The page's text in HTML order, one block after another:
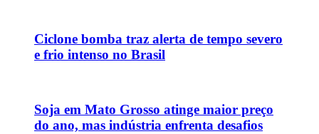
Ciclone bomba traz alerta de tempo severo
e frio intenso no Brasil
Soja em Mato Grosso atinge maior preço
do ano, mas indústria enfrenta desafios